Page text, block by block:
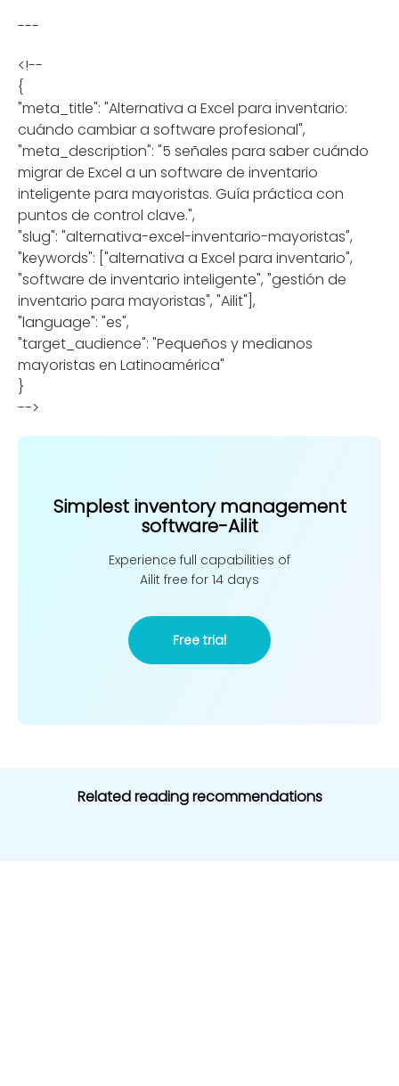
---
<!--
{
"meta_title": "Alternativa a Excel para inventario:
cuándo cambiar a software profesional",
"meta_description": "5 señales para saber cuándo
migrar de Excel a un software de inventario
inteligente para mayoristas. Guía práctica con
puntos de control clave.",
"slug": "alternativa-excel-inventario-mayoristas",
"keywords": ["alternativa a Excel para inventario",
"software de inventario inteligente", "gestión de
inventario para mayoristas", "Ailit"],
"language": "es",
"target_audience": "Pequeños y medianos
mayoristas en Latinoamérica"
}
-->
Simplest inventory management
software-Ailit
Experience full capabilities of
Ailit free for 14 days
Free trial
Related reading recommendations